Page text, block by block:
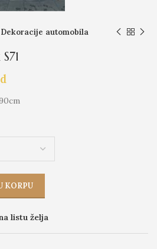
Dekoracije automobila
KORPU
listu želja